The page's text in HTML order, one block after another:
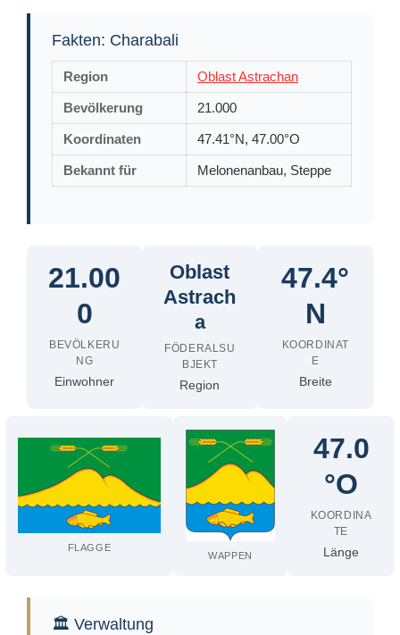
Fakten: Charabali
Region Oblast Astrachan
Bevölkerung 21.000
Koordinaten 47.41°N, 47.00°O
Bekannt für Melonenanbau, Steppe
21.00
0
BEVÖLKERU
NG
Einwohner
Oblast
Astrach
a
FÖDERALSU
BJEKT
Region
47.4°
N
KOORDINAT
E
Breite
FLAGGE
WAPPEN
47.0
°O
KOORDINA
TE
Länge
🏛 Verwaltung